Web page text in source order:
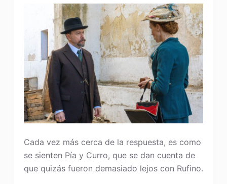
Cada vez más cerca de la respuesta, es como
se sienten Pía y Curro, que se dan cuenta de
que quizás fueron demasiado lejos con Rufino.